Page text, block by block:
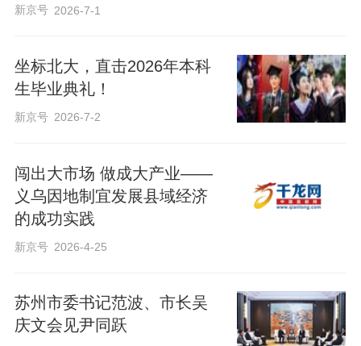
新京号 2026-7-1
坐标北大，直击2026年本科
生毕业典礼！
新京号 2026-7-2
闯出大市场 做成大产业——
义乌因地制宜发展县域经济
的成功实践
新京号 2026-4-25
苏州市委书记范波、市长吴
庆文会见尹同跃